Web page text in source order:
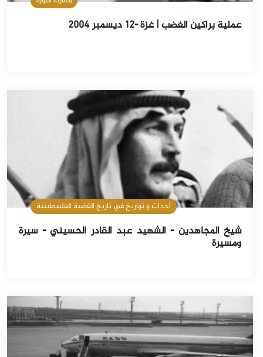
‏عملية براكين الغضب | غزة -١٢ ديسمبر ٢٠٠٤
أحداث و تواريخ في تاريخ القضية الفلسطينية
شيخ المجاهدين - الشهيد عبد القادر الحسيني - سيرة
ومسيرة